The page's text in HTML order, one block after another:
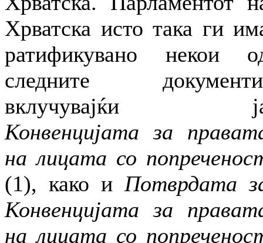
Хрватска исто така ги
ратификувано некои
следните
вклучувајќи
Конвенцијата за
на лицата со
(1), како и Потврдата
Конвенцијата за
на лицата со